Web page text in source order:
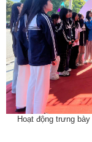
Hoạt động trưng